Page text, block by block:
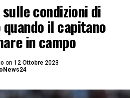
condizioni di
il capitano
in campo
on 12 Ottobre 2023